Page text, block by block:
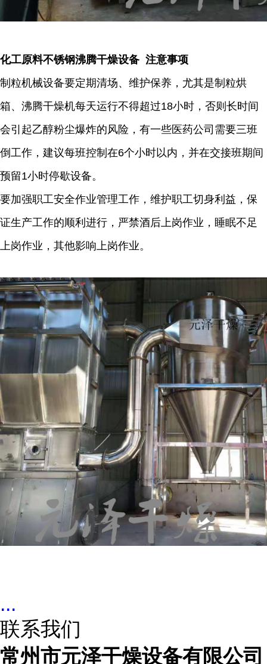
化工原料不锈钢沸腾干燥设备 注意事项
制粒机械设备要定期清场、维护保养，尤其是制粒烘
箱、沸腾干燥机每天运行不得超过18小时，否则长时间
会引起乙醇粉尘爆炸的风险，有一些医药公司需要三班
倒工作，建议每班控制在6个小时以内，并在交接班期间
预留1小时停歇设备。
要加强职工安全作业管理工作，维护职工切身利益，保
证生产工作的顺利进行，严禁酒后上岗作业，睡眠不足
上岗作业，其他影响上岗作业。
...
联系我们
常州市元泽干燥设备有限公司